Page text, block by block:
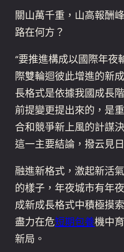
關山萬千重，山高報酬
路在何方？
“要推進構成以國際年夜
際雙輪迴彼此增進的新
長格式是依據我國成長
前提變更提出來的，是
合和競爭新上風的計謀
這一主要結論，撥云見
融進新格式，激起新活
的樣子，年夜城市有年
成新成長格式中積極摸
盡力在危短期包養機中
新局。